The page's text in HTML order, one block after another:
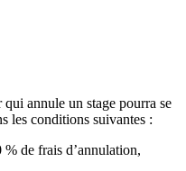
annule un stage pourra se
les conditions suivantes :
de frais d’annulation,